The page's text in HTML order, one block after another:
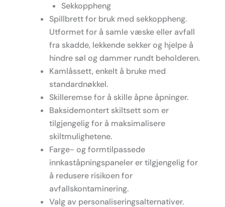
Sekkoppheng
Spillbrett for bruk med sekkoppheng.
Utformet for å samle væske eller avfall
fra skadde, lekkende sekker og hjelpe å
hindre søl og dammer rundt beholderen.
Kamlåssett, enkelt å bruke med
standardnøkkel.
Skilleremse for å skille åpne åpninger.
Baksidemontert skiltsett som er
tilgjengelig for å maksimalisere
skiltmulighetene.
Farge- og formtilpassede
innkaståpningspaneler er tilgjengelig for
å redusere risikoen for
avfallskontaminering.
Valg av personaliseringsalternativer.